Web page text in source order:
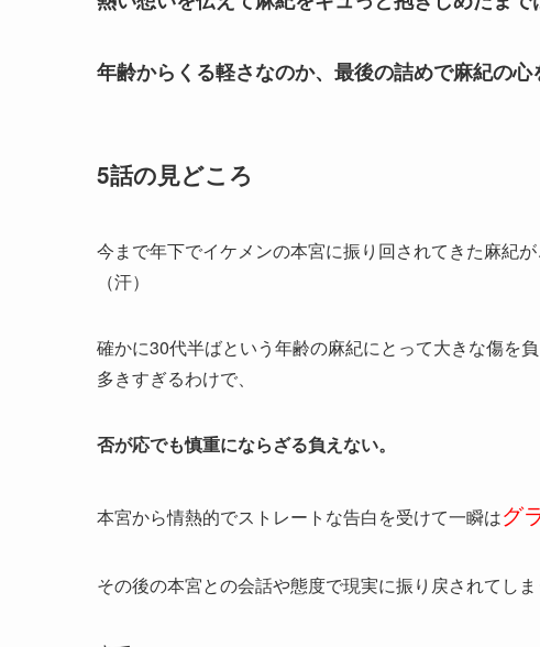
年齢からくる軽さなのか、最後の詰めで麻紀の心
5話の見どころ
今まで年下でイケメンの本宮に振り回されてきた麻紀
（汗）
確かに30代半ばという年齢の麻紀にとって大きな傷を
多きすぎるわけで、
否が応でも慎重にならざる負えない。
本宮から情熱的でストレートな告白を受けて一瞬はグ
その後の本宮との会話や態度で現実に振り戻されてしま